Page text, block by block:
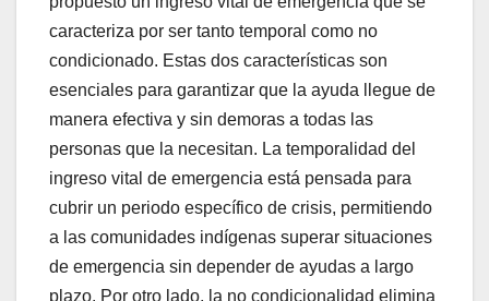
caracteriza por ser tanto temporal como no
condicionado. Estas dos características son
esenciales para garantizar que la ayuda llegue de
manera efectiva y sin demoras a todas las
personas que la necesitan. La temporalidad del
ingreso vital de emergencia está pensada para
cubrir un periodo específico de crisis, permitiendo
a las comunidades indígenas superar situaciones
de emergencia sin depender de ayudas a largo
plazo. Por otro lado, la no condicionalidad elimina